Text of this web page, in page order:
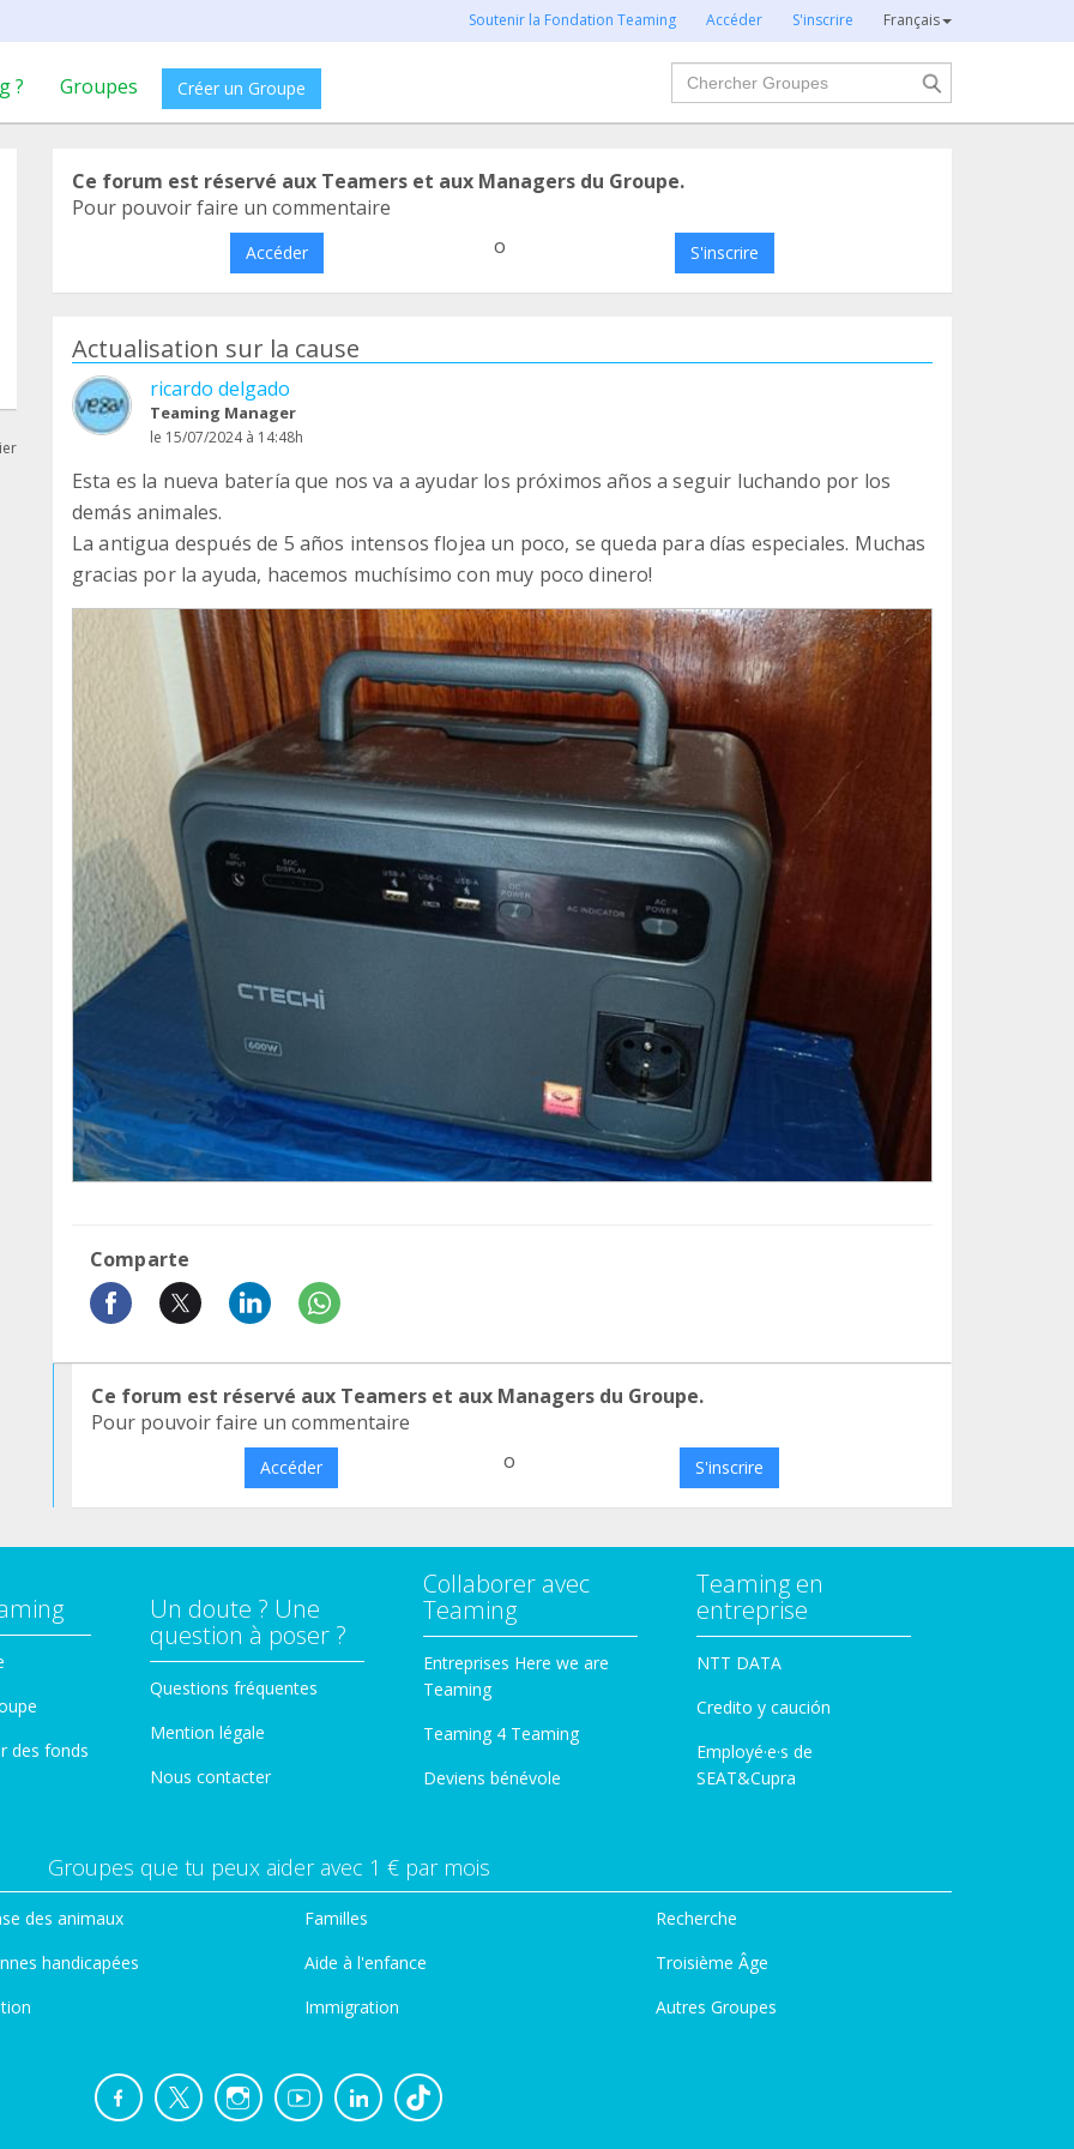
Soutenir la Fondation Teaming Accéder S'inscrire Français
? Groupes Créer un Groupe
Chercher
Ce forum est réservé aux Teamers et aux Managers du Groupe.
Pour pouvoir faire un commentaire
Accéder o S'inscrire
Actualisation sur la cause
ricardo delgado
Teaming Manager
le 15/07/2024 à 14:48h
Esta es la nueva batería que nos va a ayudar los próximos años a seguir luchando por los
demás animales.
La antigua después de 5 años intensos flojea un poco, se queda para días especiales. Muchas
gracias por la ayuda, hacemos muchísimo con muy poco dinero!
Comparte
Ce forum est réservé aux Teamers et aux Managers du Groupe.
Pour pouvoir faire un commentaire
Accéder o S'inscrire
des fonds
Un doute ? Une
question à poser ?
Questions fréquentes
Mention légale
Nous contacter
Collaborer avec
Teaming
Entreprises Here we are
Teaming
Teaming 4 Teaming
Deviens bénévole
Teaming en
entreprise
NTT DATA
Credito y caución
Employé·e·s de
SEAT&Cupra
Groupes que tu peux aider avec 1 € par mois
des animaux
handicapées
Familles
Aide à l'enfance
Immigration
Recherche
Troisième Âge
Autres Groupes